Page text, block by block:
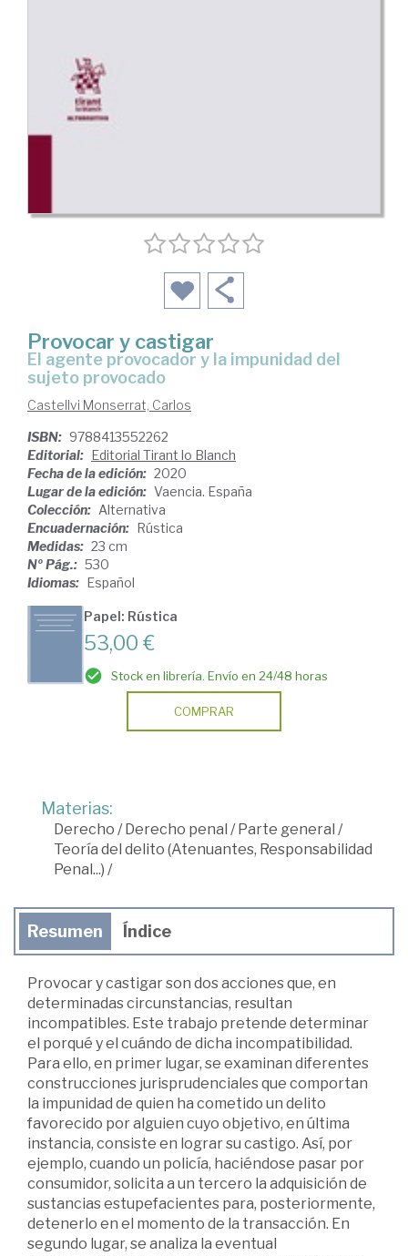
Provocar y castigar
el agente provocador y la impunidad del
sujeto provocado
Castellvi Monserrat, Carlos
ISBN: 9788413552262
Editorial: Editorial Tirant lo Blanch
Fecha de la edición: 2020
Lugar de la edición: Vaencia. España
Colección: Alternativa
Encuadernación: Rústica
Medidas: 23 cm
Nº Pág.: 530
Idiomas: Español
Papel: Rústica
53,00 €
Stock en librería. Envío en 24/48 horas
COMPRAR
Materias:
Derecho / Derecho penal / Parte general /
Teoría del delito (Atenuantes, Responsabilidad
Penal...) /
Resumen Índice
Provocar y castigar son dos acciones que, en
determinadas circunstancias, resultan
incompatibles. Este trabajo pretende determinar
el porqué y el cuándo de dicha incompatibilidad.
Para ello, en primer lugar, se examinan diferentes
construcciones jurisprudenciales que comportan
la impunidad de quien ha cometido un delito
favorecido por alguien cuyo objetivo, en última
instancia, consiste en lograr su castigo. Así, por
ejemplo, cuando un policía, haciéndose pasar por
consumidor, solicita a un tercero la adquisición de
sustancias estupefacientes para, posteriormente,
detenerlo en el momento de la transacción. En
segundo lugar, se analiza la eventual